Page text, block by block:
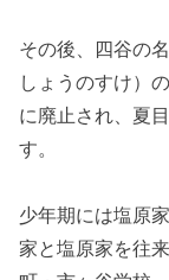
その後、四谷の
しょうのすけ）
に廃止され、夏
す。
少年期には塩原
家と塩原家を往